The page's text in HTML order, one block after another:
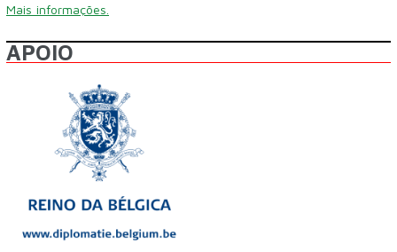
Mais informações.
APOIO